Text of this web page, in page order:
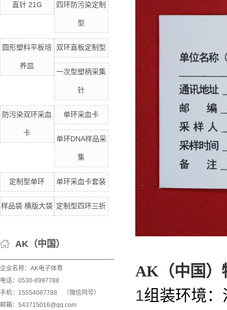
直针 21G 四环防污染定制
型
圆形塑料平板培
养皿
双环直板定制型
一次型塑柄采集
针
防污染双环采血
卡
单环采血卡
单环DNA样品采
集
定制型单环 单环采血卡套装
样品袋 横版大袋 定制型四环三折
AK（中国）
企业名称：AK电子体育
电话：0530-8997788
手机：15554087788 （微信同号）
邮箱：543715016@qq.com
AK（中国）
1组装环境